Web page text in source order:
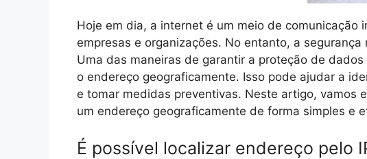
Hoje em dia, a internet é um meio de comunicação
empresas e organizações. No entanto, a
Uma das maneiras de garantir a proteção de
o endereço geograficamente. Isso pode ajudar a
e tomar medidas preventivas. Neste artigo, vamos
um endereço geograficamente de forma simples e
É possível localizar endereço pelo